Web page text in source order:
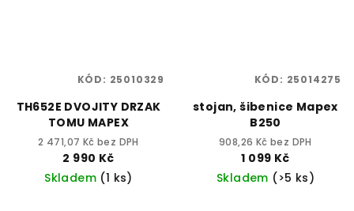
TH652E DVOJITY DRZAK
TOMU MAPEX
2 471,07 Kč bez DPH
2 990 Kč
Skladem (1 ks)
KÓD: 25010329
stojan, šibenice Mapex
B250
908,26 Kč bez DPH
1 099 Kč
Skladem (>5 ks)
KÓD: 25014275